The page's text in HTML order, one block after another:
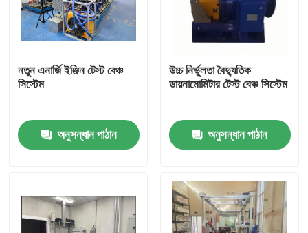
আমাদের সম্বন্ধে
নতুন এনার্জি ইঞ্জিন টেস্ট বেঞ্চ
সিস্টেম
অনুসন্ধান পাঠান
উচ্চ নির্ভুলতা বৈদ্যুতিক
ডায়নামোমিটার টেস্ট বেঞ্চ সিস্টেম
অনুসন্ধান পাঠান